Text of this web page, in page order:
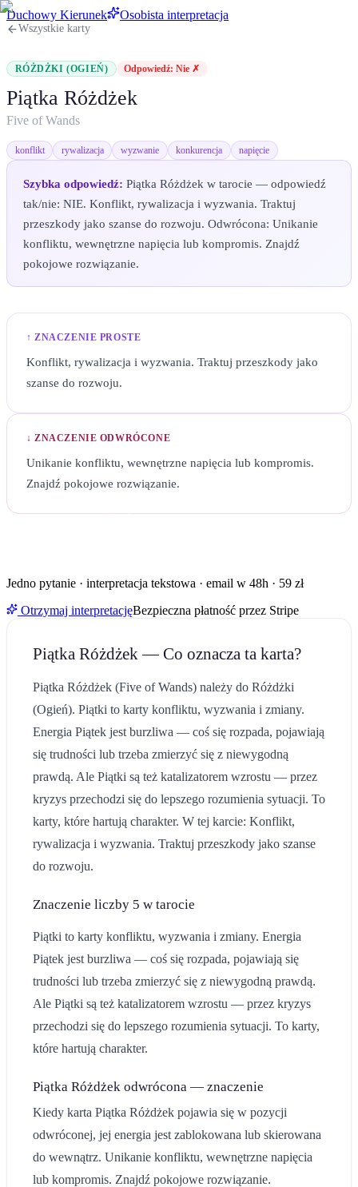
Duchowy Kierunek Osobista interpretacja
Wszystkie karty
RÓŻDŻKI (OGIEŃ) Odpowiedź:Nie ✗
Piątka Różdżek
Five of Wands
konflikt rywalizacja wyzwanie konkurencja napięcie
Szybka odpowiedź: Piątka Różdżek w tarocie — odpowiedź
tak/nie: NIE. Konflikt, rywalizacja i wyzwania. Traktuj
przeszkody jako szanse do rozwoju. Odwrócona: Unikanie
konfliktu, wewnętrzne napięcia lub kompromis. Znajdź
pokojowe rozwiązanie.
↑ ZNACZENIE PROSTE
Konflikt, rywalizacja i wyzwania. Traktuj przeszkody jako
szanse do rozwoju.
↓ ZNACZENIE ODWRÓCONE
Unikanie konfliktu, wewnętrzne napięcia lub kompromis.
Znajdź pokojowe rozwiązanie.
Jedno pytanie · interpretacja tekstowa · email w 48h · 59 zł
Otrzymaj interpretacjęBezpieczna płatność przez Stripe
Piątka Różdżek — Co oznacza ta karta?
Piątka Różdżek (Five of Wands) należy do Różdżki
(Ogień). Piątki to karty konfliktu, wyzwania i zmiany.
Energia Piątek jest burzliwa — coś się rozpada, pojawiają
się trudności lub trzeba zmierzyć się z niewygodną
prawdą. Ale Piątki są też katalizatorem wzrostu — przez
kryzys przechodzi się do lepszego rozumienia sytuacji. To
karty, które hartują charakter. W tej karcie: Konflikt,
rywalizacja i wyzwania. Traktuj przeszkody jako szanse
do rozwoju.
Znaczenie liczby 5 w tarocie
Piątki to karty konfliktu, wyzwania i zmiany. Energia
Piątek jest burzliwa — coś się rozpada, pojawiają się
trudności lub trzeba zmierzyć się z niewygodną prawdą.
Ale Piątki są też katalizatorem wzrostu — przez kryzys
przechodzi się do lepszego rozumienia sytuacji. To karty,
które hartują charakter.
Piątka Różdżek odwrócona — znaczenie
Kiedy karta Piątka Różdżek pojawia się w pozycji
odwróconej, jej energia jest zablokowana lub skierowana
do wewnątrz. Unikanie konfliktu, wewnętrzne napięcia
lub kompromis. Znajdź pokojowe rozwiązanie.